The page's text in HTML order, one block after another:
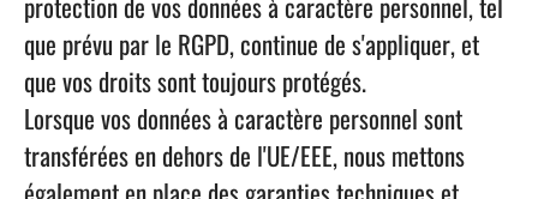
que prévu par le RGPD, continue de s'appliquer, et
que vos droits sont toujours protégés.
Lorsque vos données à caractère personnel sont
transférées en dehors de l'UE/EEE, nous mettons